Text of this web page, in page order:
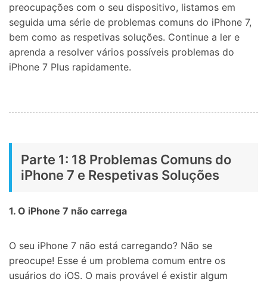
preocupações com o seu dispositivo, listamos em
seguida uma série de problemas comuns do iPhone 7,
bem como as respetivas soluções. Continue a ler e
aprenda a resolver vários possíveis problemas do
iPhone 7 Plus rapidamente.
Parte 1: 18 Problemas Comuns do
iPhone 7 e Respetivas Soluções
1. O iPhone 7 não carrega
O seu iPhone 7 não está carregando? Não se
preocupe! Esse é um problema comum entre os
usuários do iOS. O mais provável é existir algum